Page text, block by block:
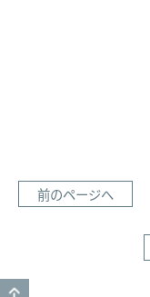
前のページへ